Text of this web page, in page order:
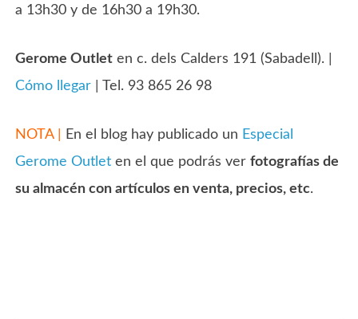
a 13h30 y de 16h30 a 19h30.
Gerome Outlet en c. dels Calders 191 (Sabadell). |
Cómo llegar | Tel. 93 865 26 98
NOTA | En el blog hay publicado un Especial
Gerome Outlet en el que podrás verfotografías de
su almacén con artículos en venta, precios, etc.